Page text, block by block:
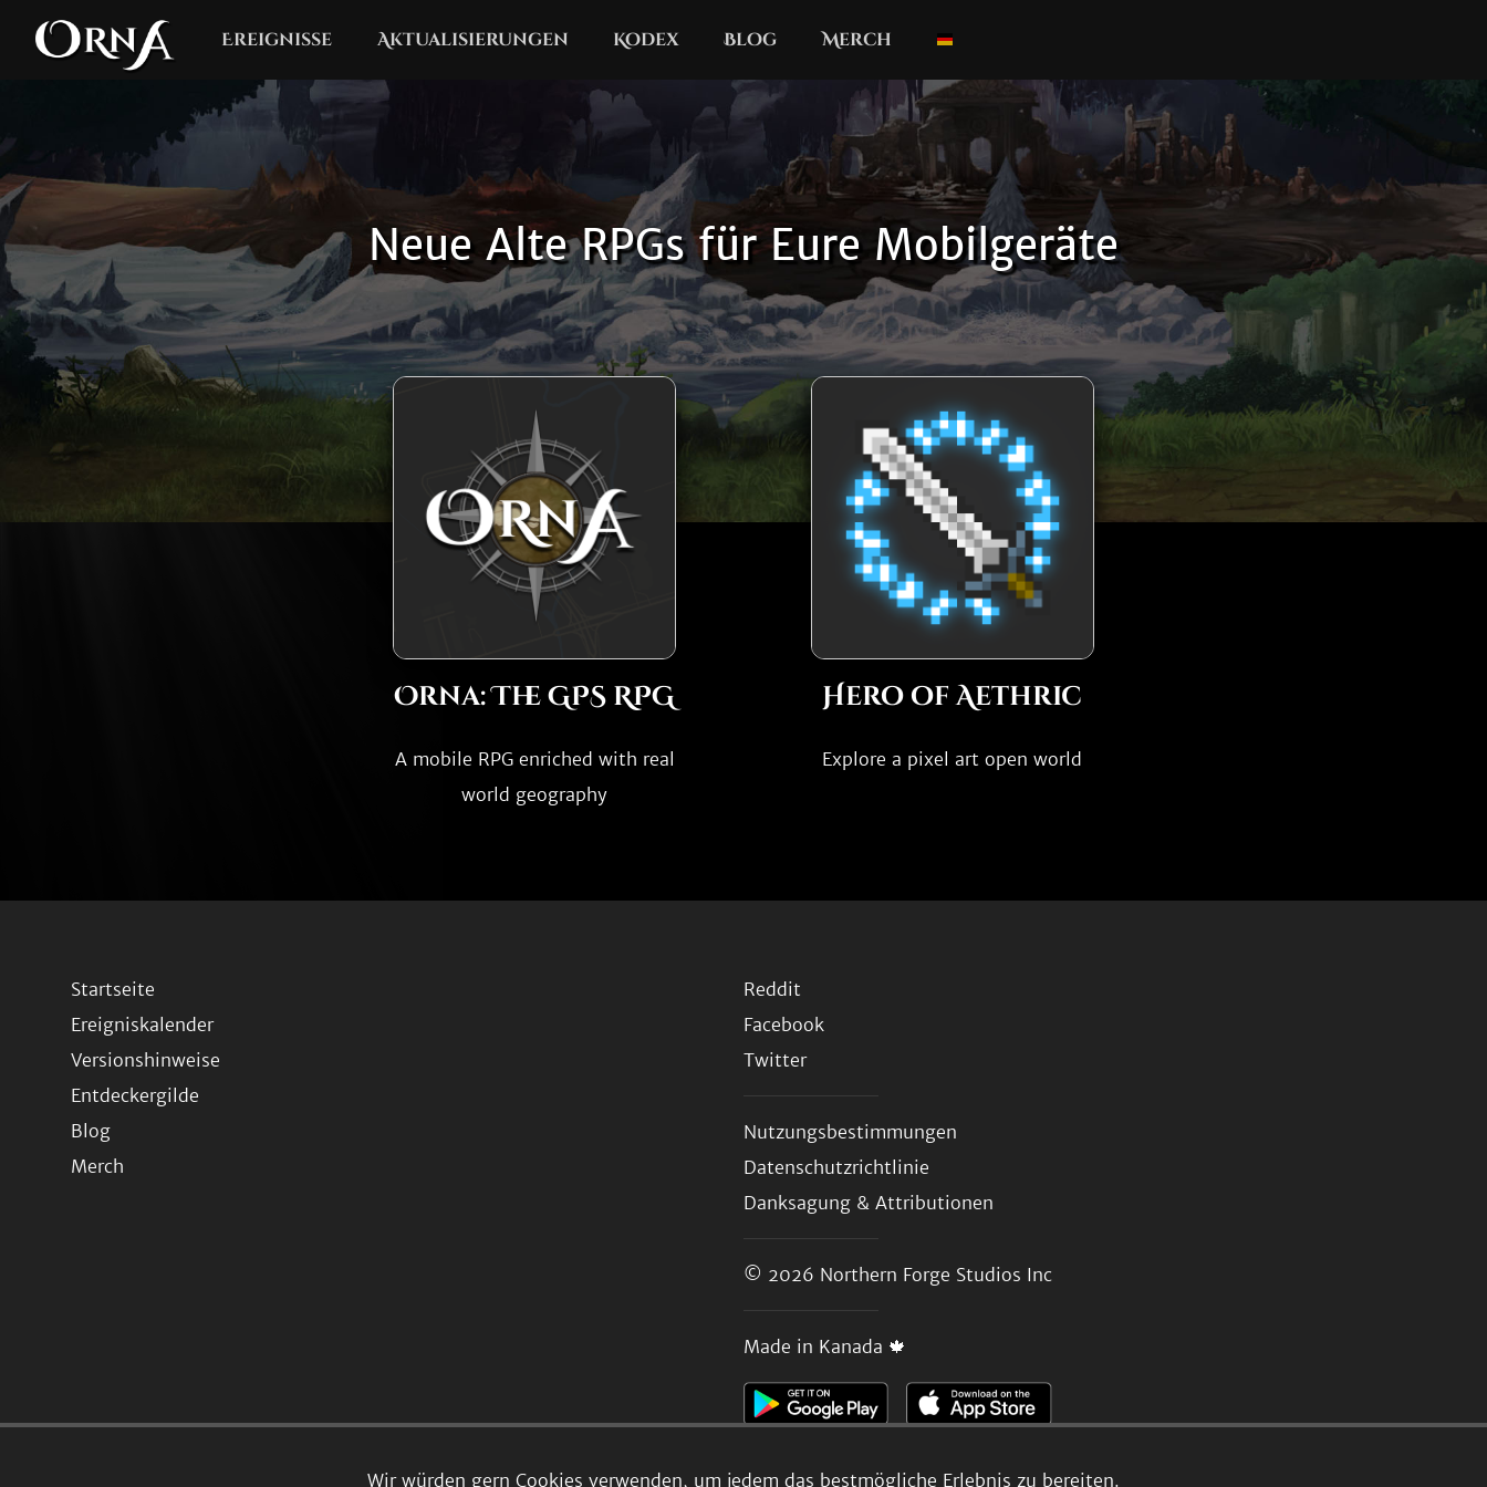
Ereignisse Aktualisierungen Kodex Blog Merch
Neue Alte RPGs für Eure Mobilgeräte
Wir würden gern Cookies verwenden, um jedem das bestmögliche Erlebnis zu bereiten.
Orna: The GPS RPG
A mobile RPG enriched with real
world geography
Hero of Aethric
Explore a pixel art open world
Startseite
Ereigniskalender
Versionshinweise
Entdeckergilde
Blog
Merch
Reddit
Facebook
Twitter
Nutzungsbestimmungen
Datenschutzrichtlinie
Danksagung & Attributionen
© 2026 Northern Forge Studios Inc
Made in Kanada 🍁